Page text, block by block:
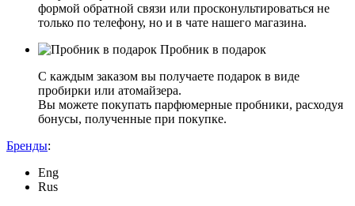
формой обратной связи или просконультироваться не
только по телефону, но и в чате нашего магазина.
Пробник в подарок
С каждым заказом вы получаете подарок в виде
пробирки или атомайзера.
Вы можете покупать парфюмерные пробники, расходуя
бонусы, полученные при покупке.
Бренды:
Eng
Rus